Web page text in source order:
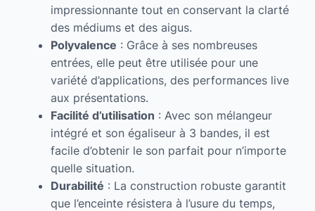
impressionnante tout en conservant la clarté
des médiums et des aigus.
Polyvalence : Grâce à ses nombreuses
entrées, elle peut être utilisée pour une
variété d’applications, des performances live
aux présentations.
Facilité d’utilisation : Avec son mélangeur
intégré et son égaliseur à 3 bandes, il est
facile d’obtenir le son parfait pour n’importe
quelle situation.
Durabilité : La construction robuste garantit
que l’enceinte résistera à l’usure du temps,